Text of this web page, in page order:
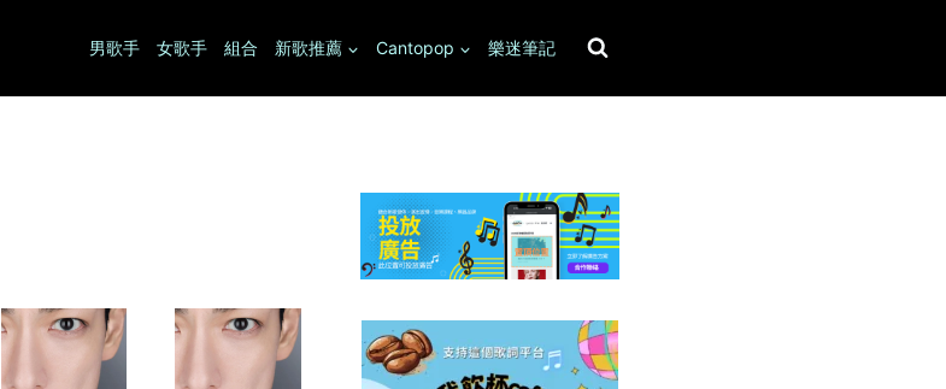
男歌手 女歌手 組合 新歌推薦 Cantopop 樂迷筆記